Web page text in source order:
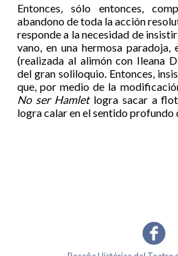
Entonces, sólo entonces,
abandono de toda la acción
responde a la necesidad de
vano, en una hermosa
(realizada al alimón con Ileana
del gran soliloquio. Entonces,
que, por medio de la
No ser Hamletlogra sacar a
logra calar en el sentido